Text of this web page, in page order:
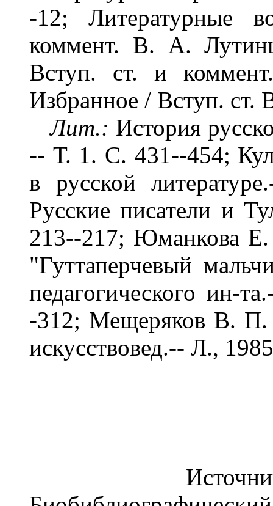
-12; Литературные
коммент. В. А.
Вступ. ст. и
Избранное / Вступ.
Лит.: История
-- Т. 1. С. 431--454;
в русской
Русские писатели и
213--217; Юманкова
"Гуттаперчевый
педагогического ин-
-312; Мещеряков В. П.
искусствовед.-- Л.,
Источник: